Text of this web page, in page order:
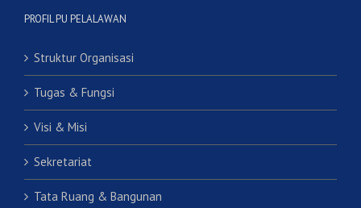
PROFIL PU PELALAWAN
Struktur Organisasi
Tugas & Fungsi
Visi & Misi
Sekretariat
Tata Ruang & Bangunan